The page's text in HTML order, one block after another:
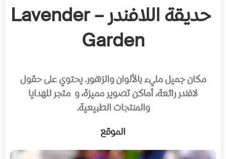
حديقة اللافندر – Lavender
Garden
مكان جميل مليء بالألوان والزهور. يحتوي على حقول
لافندر رائعة، أماكن تصوير مميزة، و متجر للهدايا
والمنتجات الطبيعية.
الموقع